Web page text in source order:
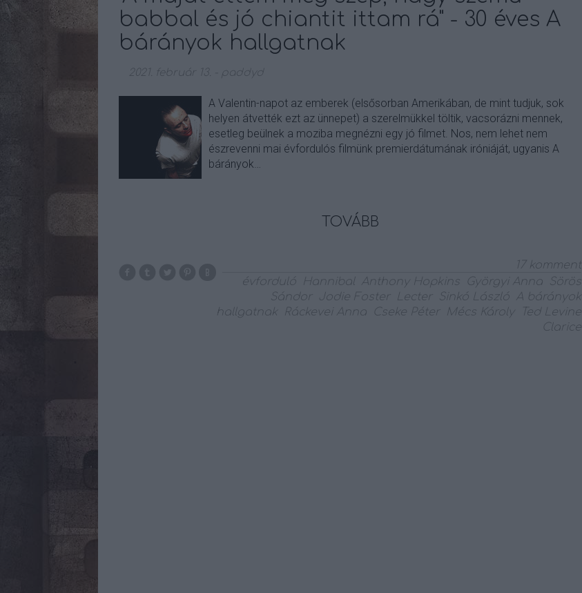
babbal és jó chiantit ittam rá" - 30 éves A
bárányok hallgatnak
2021. február 13. paddyd
A Valentin-napot az emberek (elsősorban Amerikában, de mint tudjuk, sok
helyen átvették ezt az ünnepet) a szerelmükkel töltik, vacsorázni mennek,
esetleg beülnek a moziba megnézni egy jó filmet. Nos, nem lehet nem
észrevenni mai évfordulós filmünk premierdátumának iróniáját, ugyanis A
bárányok…
TOVÁBB
17 komment
évforduló
Hannibal Anthony Hopkins Györgyi Anna
Sörös
Sándor
Jodie Foster Lecter Sinkó László
A bárányok
hallgatnak
Ráckevei Anna Cseke Péter Mécs Károly
Ted Levine
Clarice